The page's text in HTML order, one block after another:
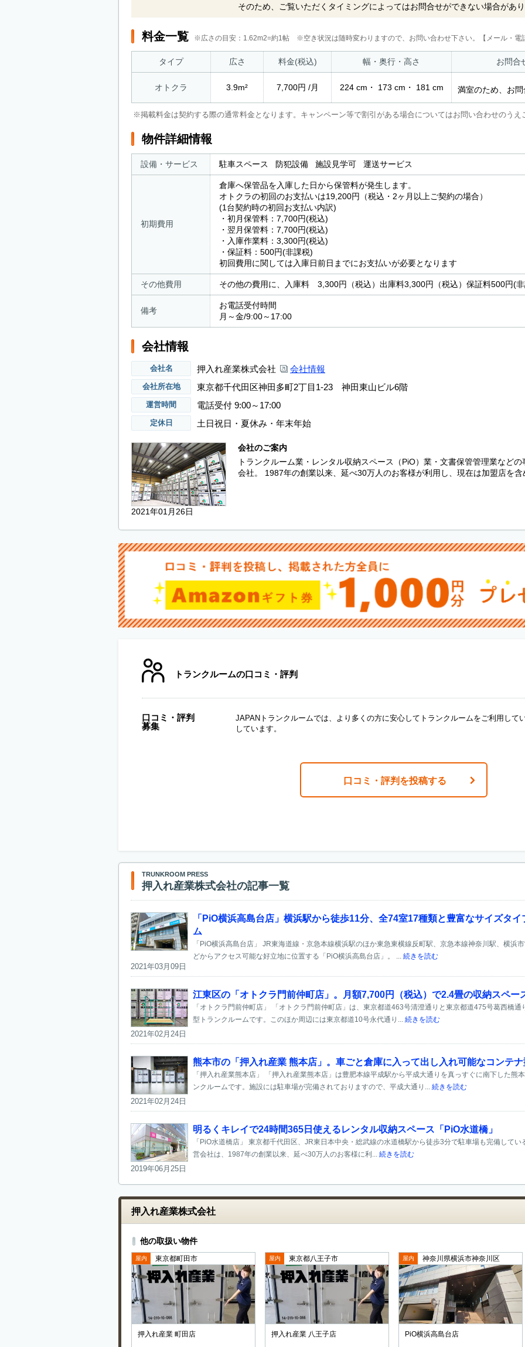
そのため、ご覧いただくタイミングによってはお問合せができない場合があ
料金一覧 ※広さの目安：1.62m2=約1帖 ※空き状況は随時変わりますので、お問い合わせ下さい。【メール・電
タイプ 広さ 料金(税込) 幅・奥行・高さ お問合
オトクラ 3.9m² 7,700円 /月 224 cm・ 173 cm・ 181 cm 満室のため、お
※掲載料金は契約する際の通常料金となります。キャンペーン等で割引がある場合についてはお問い合わせのうえ
物件詳細情報
設備・サービス 駐車スペース 防犯設備 施設見学可 運送サービス
初期費用
倉庫へ保管品を入庫した日から保管料が発生します。
オトクラの初回のお支払いは19,200円（税込・2ヶ月以上ご契約の場合）
(1台契約時の初回お支払い内訳)
・初月保管料：7,700円(税込)
・翌月保管料：7,700円(税込)
・入庫作業料：3,300円(税込)
・保証料：500円(非課税)
初回費用に関しては入庫日前日までにお支払いが必要となります
その他費用 その他の費用に、入庫料 3,300円（税込）出庫料3,300円（税込）保証料500円(
備考
お電話受付時間
月～金/9:00～17:00
会社情報
会社名 押入れ産業株式会社 会社情報
会社所在地 東京都千代田区神田多町2丁目1-23 神田東山ビル6階
運営時間 電話受付 9:00～17:00
定休日 土日祝日・夏休み・年末年始
2021年01月26日
会社のご案内
トランクルーム業・レンタル収納スペース（PiO）業・文書保管管理業など
会社。 1987年の創業以来、延べ30万人のお客様が利用し、現在は加盟店を
トランクルームの口コミ・評判
口コミ・評判
募集
JAPANトランクルームでは、より多くの方に安心してトランクルームをご利用して
しています。
口コミ・評判を投稿する
TRUNKROOM PRESS
押入れ産業株式会社の記事一覧
「PiO横浜高島台店」横浜駅から徒歩11分、全74室17種類と豊富なサイズタ
ム
「PiO横浜高島台店」 JR東海道線・京急本線横浜駅のほか東急東横線反町駅、京急本線神奈川駅、横浜
どからアクセス可能な好立地に位置する「PiO横浜高島台店」。 ...
続きを読む
2021年03月09日
江東区の「オトクラ門前仲町店」。月額7,700円（税込）で2.4畳の収納スペー
「オトクラ門前仲町店」 「オトクラ門前仲町店」は、東京都道463号清澄通りと東京都道475号葛西橋
型トランクルームです。このほか周辺には東京都道10号永代通り...
続きを読む
2021年02月24日
熊本市の「押入れ産業 熊本店」。車ごと倉庫に入って出し入れ可能なコンテ
「押入れ産業熊本店」 「押入れ産業熊本店」は豊肥本線平成駅から平成大通りを真っすぐに南下した熊
ンクルームです。施設には駐車場が完備されておりますので、平成大通り...
続きを読む
2021年02月24日
明るくキレイで24時間365日使えるレンタル収納スペース「PiO水道橋」
「PiO水道橋店」 東京都千代田区、JR東日本中央・総武線の水道橋駅から徒歩3分で駐車場も完備して
営会社は、1987年の創業以来、延べ30万人のお客様に利...
続きを読む
2019年06月25日
押入れ産業株式会社
他の取扱い物件
屋内 東京都町田市
押入れ産業 町田店
屋内 東京都八王子市
押入れ産業 八王子店
屋内 神奈川県横浜市神奈川区
PiO横浜高島台店